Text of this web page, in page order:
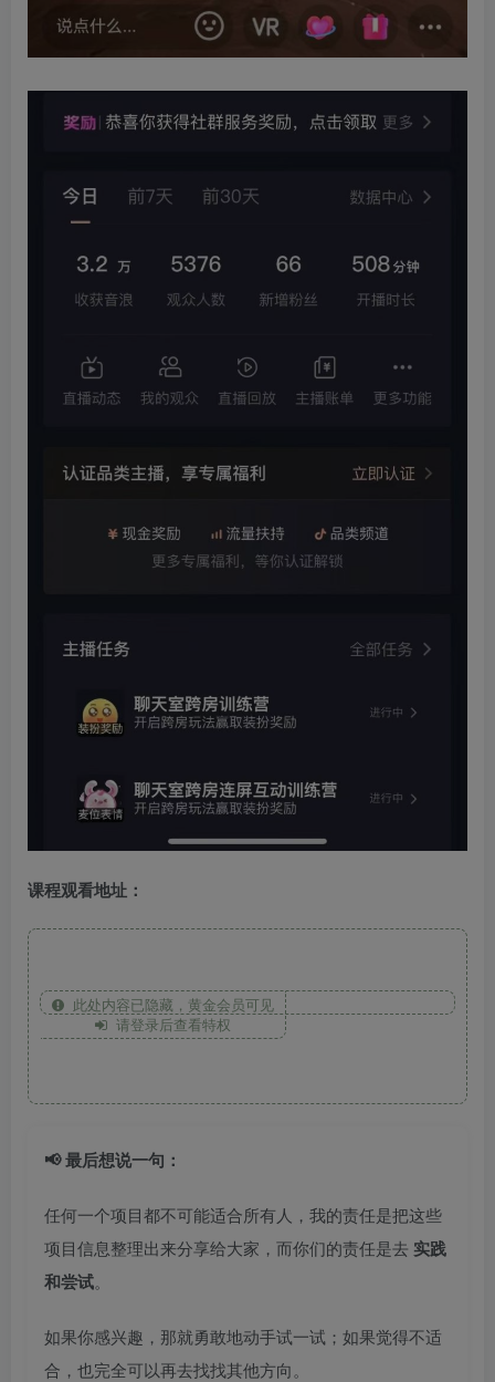
课程观看地址：
此处内容已隐藏，黄金会员可见
请登录后查看特权
📢 最后想说一句：
任何一个项目都不可能适合所有人，我的责任是把这些
项目信息整理出来分享给大家，而你们的责任是去 实践
和尝试。
如果你感兴趣，那就勇敢地动手试一试；如果觉得不适
合，也完全可以再去找找其他方向。